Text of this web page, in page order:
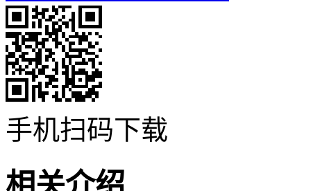
手机扫码下载